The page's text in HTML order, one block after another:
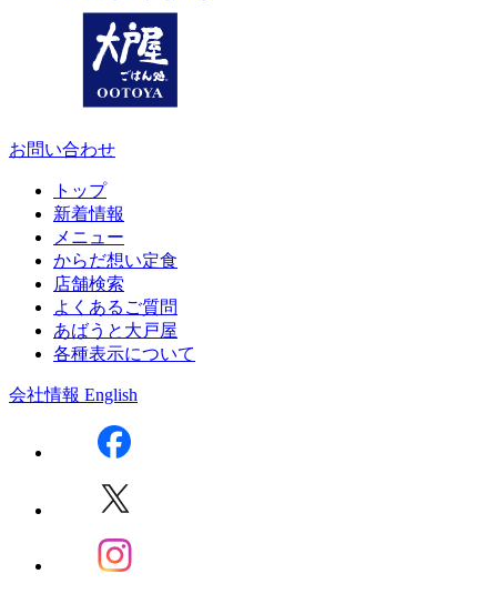
お問い合わせ
トップ
新着情報
メニュー
からだ想い定食
店舗検索
よくあるご質問
あばうと大戸屋
各種表示について
会社情報 English